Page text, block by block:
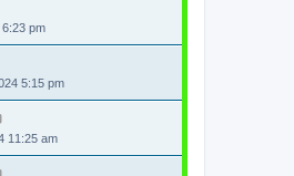
pm
5:15 pm
11:25 am